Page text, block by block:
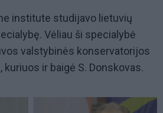
institute studijavo lietuvių
Vėliau ši specialybė
valstybinės konservatorijos
ir baigė S. Donskovas.